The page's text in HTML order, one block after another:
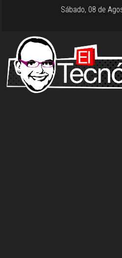
Sábado, 08 de